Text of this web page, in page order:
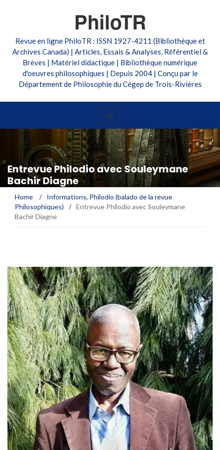
PhiloTR
Revue en ligne PhiloTR : ISSN 1927-4211 (Bibliothèque et
Archives Canada) | Articles, Essais & Analyses, Référentiel &
Brèves | Matériel didactique | Bibliothèque numérique
d'oeuvres philosophiques | Depuis 2004 | Conçu par le
Département de Philosophie du Cégep de Trois-Rivières
Entrevue Philodio avec Souleymane
Bachir Diagne
Home / Informations, Philodio (balado de la revue
Philosophiques)
/ Entrevue Philodio avec Souleymane
Bachir Diagne